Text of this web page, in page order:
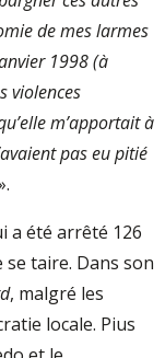
de mes larmes
1998 (à
violences
m’apportait à
pas eu pitié
a été arrêté 126
taire. Dans son
, malgré les
locale. Pius